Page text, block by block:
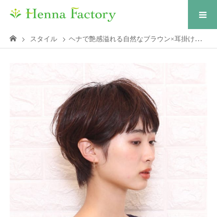
スタイル ヘナで艶感溢れる自然なブラウン×耳掛けショート